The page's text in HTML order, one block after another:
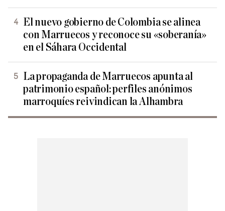
El nuevo gobierno de Colombia se alinea
con Marruecos y reconoce su «soberanía»
en el Sáhara Occidental
La propaganda de Marruecos apunta al
patrimonio español: perfiles anónimos
marroquíes reivindican la Alhambra